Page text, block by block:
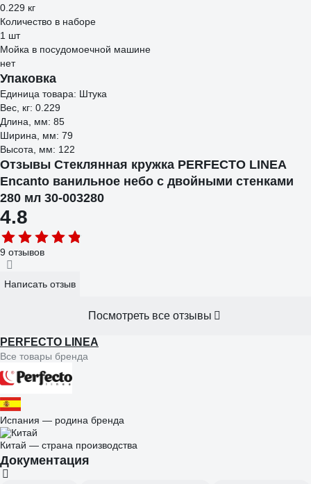
0.229 кг
Количество в наборе
1 шт
Мойка в посудомоечной машине
нет
Упаковка
Единица товара: Штука
Вес, кг: 0.229
Длина, мм: 85
Ширина, мм: 79
Высота, мм: 122
Отзывы Стеклянная кружка PERFECTO LINEA
Encanto ванильное небо с двойными стенками
280 мл 30-003280
4.8
9 отзывов
Написать отзыв
Посмотреть все отзывы
PERFECTO LINEA
Все товары бренда
Испания — родина бренда
Китай — страна производства
Документация